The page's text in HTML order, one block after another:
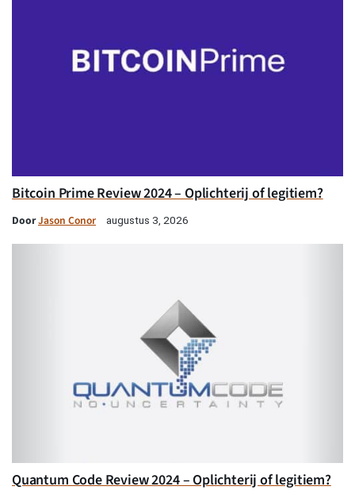
Bitcoin Prime Review 2024 – Oplichterij of legitiem?
DoorJason Conor augustus 3, 2026
Quantum Code Review 2024 – Oplichterij of legitiem?